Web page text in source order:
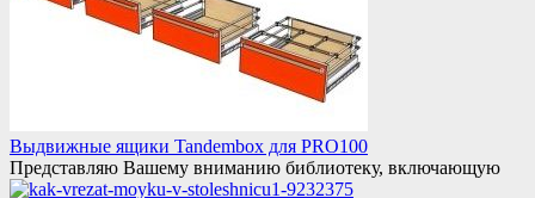
Выдвижные ящики Tandembox для PRO100
Представляю Вашему вниманию библиотеку, включающую